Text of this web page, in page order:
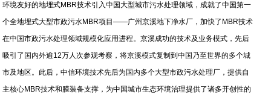
环境友好的地埋式MBR技术引入中国大型城市污水处理领域，成就了中国第一
个全地埋式大型市政污水MBR项目——广州京溪地下净水厂，加快了MBR技术
在中国市政污水处理领域规模化应用进程。京溪成功的技术及业务模式，先后
吸引了国内外逾12万人次参观考察，将京溪模式复制到中国乃至世界的多个城
市及地区。此后，中信环境技术先后为国内多个大型市政污水处理厂，提供自
主核心MBR技术和膜装备支撑，为中国城市生态环境治理提供了诸多开创性的